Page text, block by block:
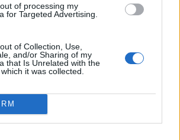
of processing my
for Targeted Advertising.
of Collection, Use,
and/or Sharing of my
that Is Unrelated with the
it was collected.
TETRADIO